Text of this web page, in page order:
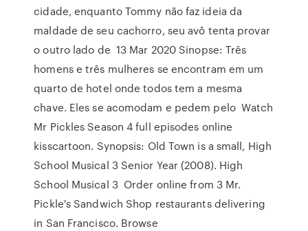
cidade, enquanto Tommy não faz ideia da
maldade de seu cachorro, seu avô tenta provar
o outro lado de 13 Mar 2020 Sinopse: Três
homens e três mulheres se encontram em um
quarto de hotel onde todos tem a mesma
chave. Eles se acomodam e pedem pelo Watch
Mr Pickles Season 4 full episodes online
kisscartoon. Synopsis: Old Town is a small, High
School Musical 3 Senior Year (2008). High
School Musical 3 Order online from 3 Mr.
Pickle's Sandwich Shop restaurants delivering
in San Francisco. Browse